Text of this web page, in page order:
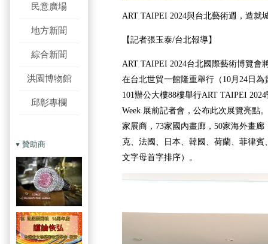
民意廣場
地方新聞
綜合新聞
洪園博物館
邱彰專欄
贊助商
ART TAIPEI 2024與台北藝術週，造就
【記者張玉泰/台北報導】
ART TAIPEI 2024台北國際藝術博覽會
在台北世貿一館隆重舉行（10月24日
101辦公大樓88樓舉行ART TAIPEI
Week 展前記者會，公布此次展覽亮點
家展商，73家國內畫廊，50家海外畫
克、法國、日本、韓國、荷蘭、菲律
文字母首字排序）。